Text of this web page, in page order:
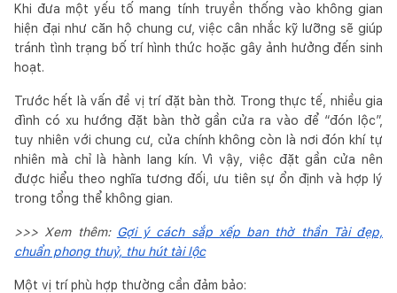
Khi đưa một yếu tố mang tính truyền thống vào không gian
hiện đại như căn hộ chung cư, việc cân nhắc kỹ lưỡng sẽ giúp
tránh tình trạng bố trí hình thức hoặc gây ảnh hưởng đến sinh
hoạt.
Trước hết là vấn đề vị trí đặt bàn thờ. Trong thực tế, nhiều gia
đình có xu hướng đặt bàn thờ gần cửa ra vào để “đón lộc”,
tuy nhiên với chung cư, cửa chính không còn là nơi đón khí tự
nhiên mà chỉ là hành lang kín. Vì vậy, việc đặt gần cửa nên
được hiểu theo nghĩa tương đối, ưu tiên sự ổn định và hợp lý
trong tổng thể không gian.
>>> Xem thêm: Gợi ý cách sắp xếp ban thờ thần Tài đẹp,
chuẩn phong thuỷ, thu hút tài lộc
Một vị trí phù hợp thường cần đảm bảo: